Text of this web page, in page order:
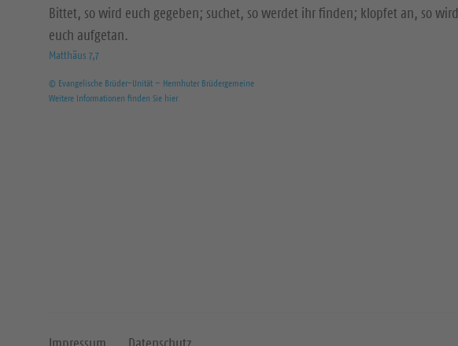
Bittet, so wird euch gegeben; suchet, so werdet ihr finden; klopfet an, so wird
euch aufgetan.
Matthäus 7,7
© Evangelische Brüder-Unität – Herrnhuter Brüdergemeine
Weitere Informationen finden Sie hier